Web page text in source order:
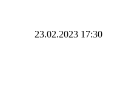
23.02.2023 17:30